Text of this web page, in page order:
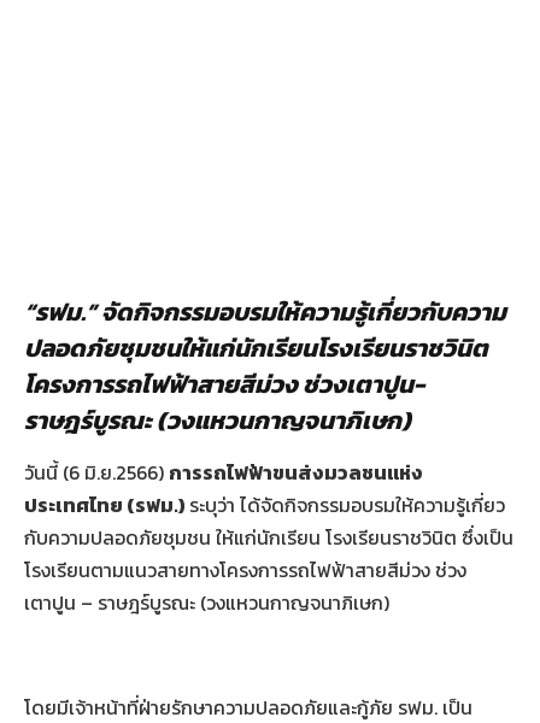
“รฟม.”จัดกิจกรรมอบรมให้ความรู้เกี่ยวกับความ
ปลอดภัยชุมชนให้แก่นักเรียนโรงเรียนราชวินิต
โครงการรถไฟฟ้าสายสีม่วง ช่วงเตาปูน-
ราษฎร์บูรณะ (วงแหวนกาญจนาภิเษก)
วันนี้ (6 มิ.ย.2566) การรถไฟฟ้าขนส่งมวลชนแห่ง
ประเทศไทย (รฟม.) ระบุว่า ได้จัดกิจกรรมอบรมให้ความรู้เกี่ยว
กับความปลอดภัยชุมชน ให้แก่นักเรียน โรงเรียนราชวินิต ซึ่งเป็น
โรงเรียนตามแนวสายทางโครงการรถไฟฟ้าสายสีม่วง ช่วง
เตาปูน – ราษฎร์บูรณะ (วงแหวนกาญจนาภิเษก)
โดยมีเจ้าหน้าที่ฝ่ายรักษาความปลอดภัยและกู้ภัย รฟม. เป็น